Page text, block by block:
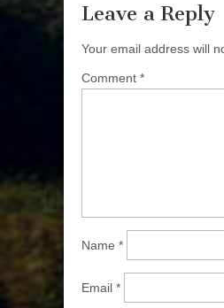
Leave a Reply
Your email address will
Comment *
Name *
Email *